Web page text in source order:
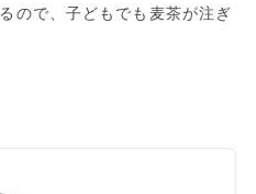
ので、子どもでも麦茶が注ぎ